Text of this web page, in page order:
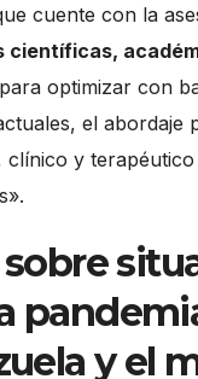
cuente con la
científicas,
optimizar con
el abordaje
clínico y terapéutico
y el